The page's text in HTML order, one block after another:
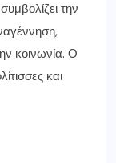
την
κοινωνία. Ο
και